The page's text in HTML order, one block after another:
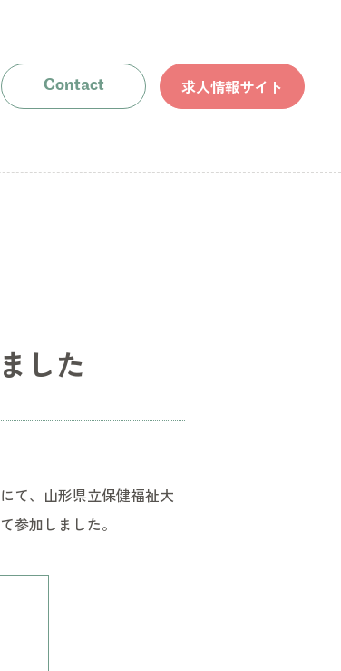
Contact 求人情報サイト
した
て、山形県立保健福祉大
参加しました。